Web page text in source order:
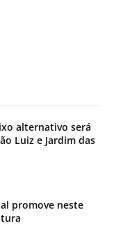
alternativo será
Luiz e Jardim das
promove neste